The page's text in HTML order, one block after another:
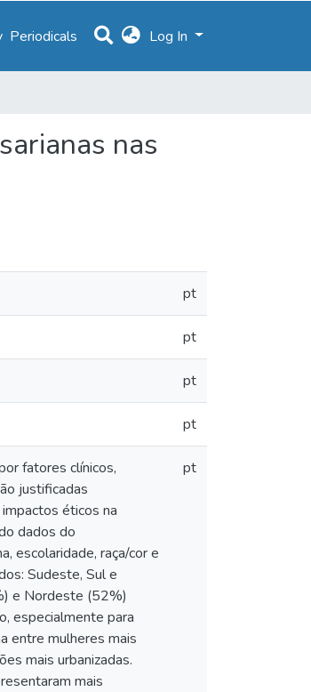
Periodicals Log In
nas
pt
pt
pt
pt
fatores clínicos,
justificadas
éticos na
dados do
escolaridade, raça/cor e
Sudeste, Sul e
e Nordeste (52%)
especialmente para
entre mulheres mais
mais urbanizadas.
mais
pt